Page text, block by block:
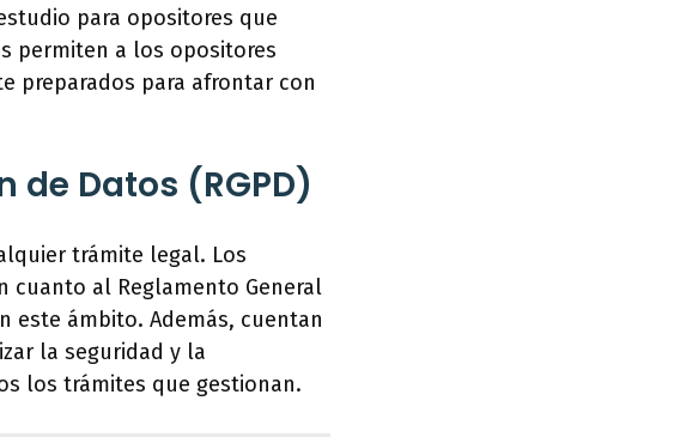
para opositores que
permiten a los opositores
preparados para afrontar con
de Datos (RGPD)
trámite legal. Los
cuanto al Reglamento General
este ámbito. Además, cuentan
la seguridad y la
los trámites que gestionan.